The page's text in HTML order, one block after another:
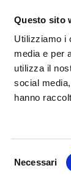
Questo sito
Utilizziamo i
media e per
utilizza il
social
hanno
Necessari
OF THE